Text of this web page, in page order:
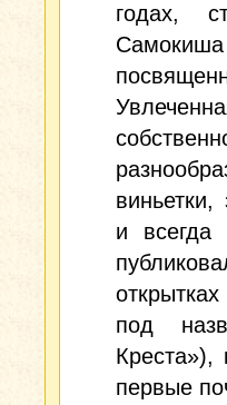
годах,
и всегда
под
Креста»),
первые